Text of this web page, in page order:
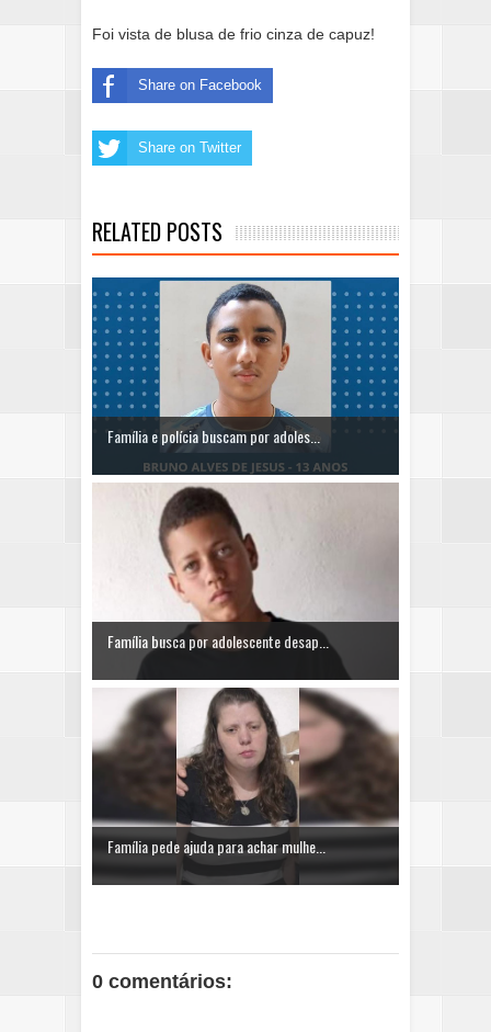
Foi vista de blusa de frio cinza de capuz!
Share on Facebook
Share on Twitter
RELATED POSTS
Família e polícia buscam por adoles...
Família busca por adolescente desap...
Família pede ajuda para achar mulhe...
0 comentários: